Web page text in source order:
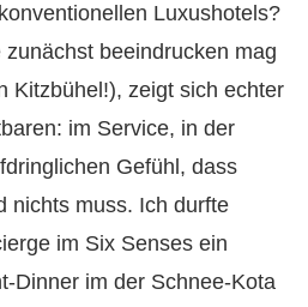
Luxushotels?
beeindrucken mag
Kitzbühel!), zeigt sich echter
im Service, in der
Gefühl, dass
nichts muss. Ich durfte
im Six Senses ein
Dinner im der Schnee-Kota